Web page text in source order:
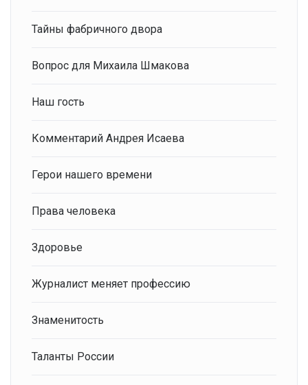
Тайны фабричного двора
Вопрос для Михаила Шмакова
Наш гость
Комментарий Андрея Исаева
Герои нашего времени
Права человека
Здоровье
Журналист меняет профессию
Знаменитость
Таланты России